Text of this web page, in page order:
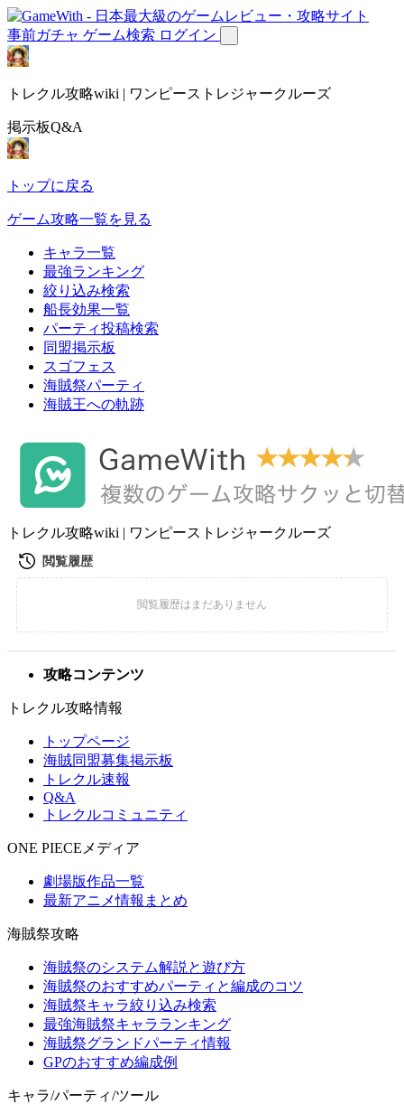
事前ガチャ ゲーム検索 ログイン
トレクル攻略wiki | ワンピーストレジャークルーズ
掲示板Q&A
トップに戻る
ゲーム攻略一覧を見る
キャラ一覧
最強ランキング
絞り込み検索
船長効果一覧
パーティ投稿検索
同盟掲示板
スゴフェス
海賊祭パーティ
海賊王への軌跡
トレクル攻略wiki | ワンピーストレジャークルーズ
攻略コンテンツ
トレクル攻略情報
トップページ
海賊同盟募集掲示板
トレクル速報
Q&A
トレクルコミュニティ
ONE PIECEメディア
劇場版作品一覧
最新アニメ情報まとめ
海賊祭攻略
海賊祭のシステム解説と遊び方
海賊祭のおすすめパーティと編成のコツ
海賊祭キャラ絞り込み検索
最強海賊祭キャラランキング
海賊祭グランドパーティ情報
GPのおすすめ編成例
キャラ/パーティ/ツール